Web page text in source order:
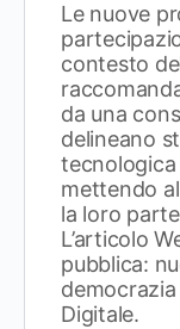
Le nuove
contesto
da una
delineano
tecnologica
mettendo
la loro
L’articolo
pubblica:
Digitale.